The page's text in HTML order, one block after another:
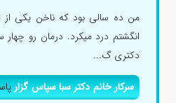
من ده سالی بود که ناخن یکی از
انگشتم درد میکرد. درمان رو چهار
دکتری گ...
سرکار خانم دکتر سبا سپاس گزار